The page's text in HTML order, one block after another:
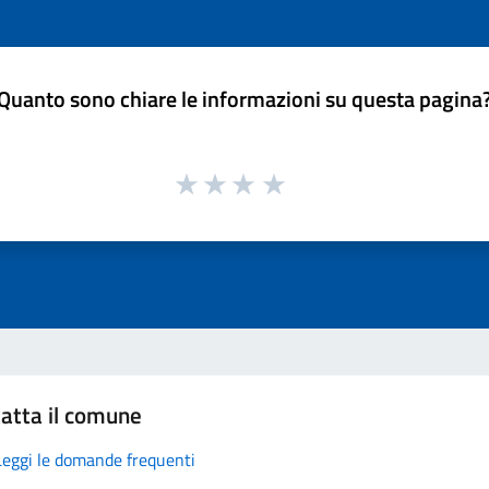
sono chiare le informazioni su questa
il comune
le domande frequenti